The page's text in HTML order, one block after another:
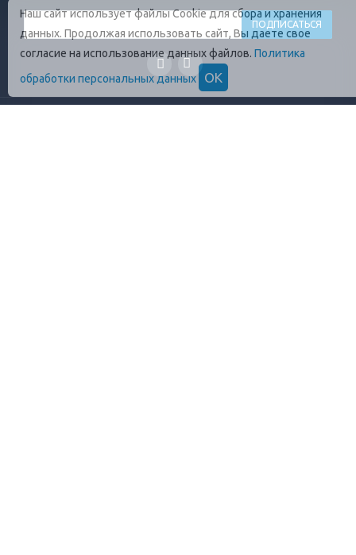
Наш сайт использует файлы Cookie для сбора и хранения
данных. Продолжая использовать сайт, Вы даете свое
согласие на использование данных файлов. Политика
обработки персональных данных
ОК